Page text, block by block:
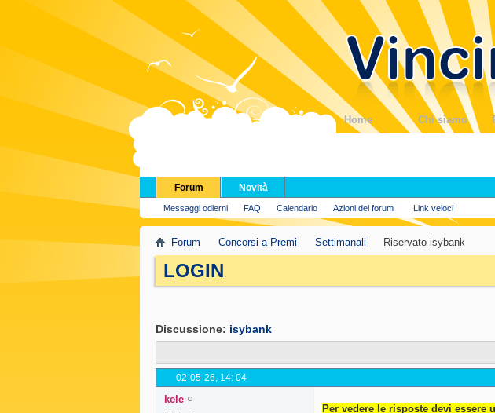
Home Chi siamo
Forum
Messaggi odierni FAQ Calendario Azioni del forum Link veloci
Novità
Forum Concorsi a Premi Settimanali Riservato isybank
LOGIN.
Discussione: isybank
02-05-26, 14: 04
kele
Per vedere le risposte devi essere